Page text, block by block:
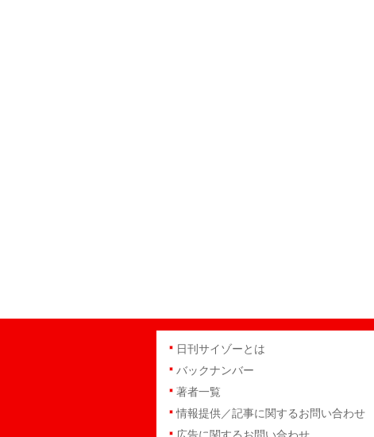
日刊サイゾーとは
バックナンバー
著者一覧
情報提供／記事に関するお問い合わせ